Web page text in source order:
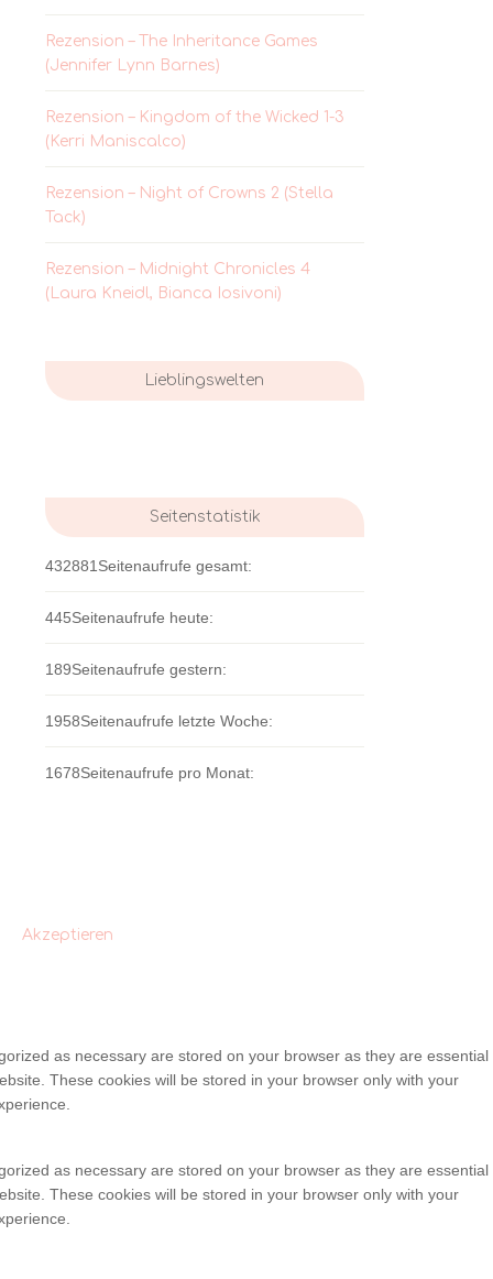
Rezension – The Inheritance Games
(Jennifer Lynn Barnes)
Rezension – Kingdom of the Wicked 1-3
(Kerri Maniscalco)
Rezension – Night of Crowns 2 (Stella
Tack)
Rezension – Midnight Chronicles 4
(Laura Kneidl, Bianca Iosivoni)
Lieblingswelten
Seitenstatistik
432881 Seitenaufrufe gesamt:
445Seitenaufrufe heute:
189Seitenaufrufe gestern:
1958Seitenaufrufe letzte Woche:
1678Seitenaufrufe pro Monat:
Akzeptieren
as necessary are stored on your browser as they are essential
These cookies will be stored in your browser only with your
as necessary are stored on your browser as they are essential
These cookies will be stored in your browser only with your